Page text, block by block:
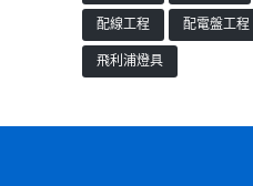
配線工程
配電盤工程
飛利浦燈具